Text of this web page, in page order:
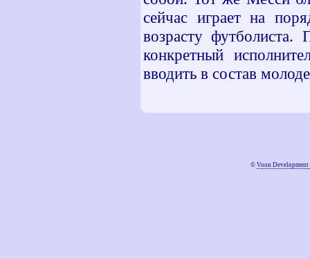
сейчас играет на
возрасту
конкретный
вводить в состав
© Voon Development